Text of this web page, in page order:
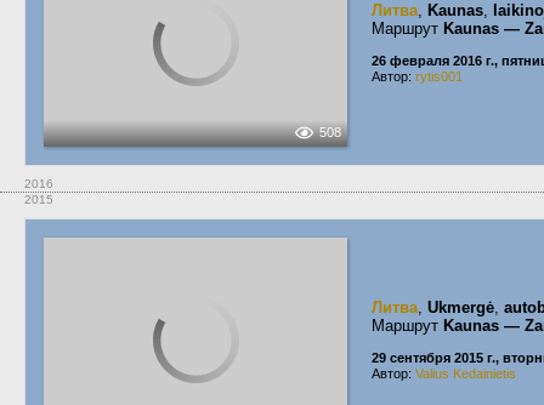
508
Литва, Kaunas,
Маршрут Kaunas —
26 февраля 2016 г.,
Автор: rytis001
2016
2015
Литва, Ukmergė,
Маршрут Kaunas —
29 сентября 2015 г.,
Автор: Valius Kedainietis